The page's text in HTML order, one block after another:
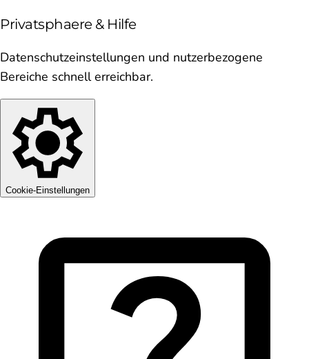
Privatsphaere & Hilfe
Datenschutzeinstellungen und nutzerbezogene
Bereiche schnell erreichbar.
Cookie-Einstellungen